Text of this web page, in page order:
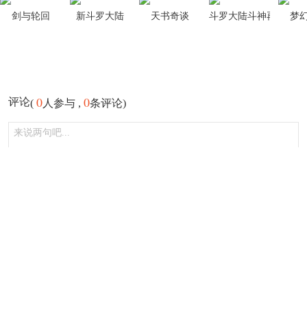
剑与轮回 新斗罗大陆 天书奇谈 斗罗大陆斗神再临 梦
评论( 0人参与 , 0条评论)